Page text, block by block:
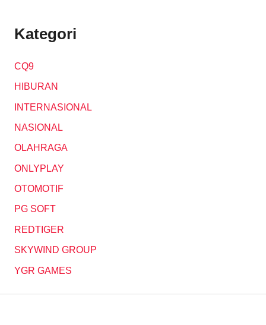
Kategori
CQ9
HIBURAN
INTERNASIONAL
NASIONAL
OLAHRAGA
ONLYPLAY
OTOMOTIF
PG SOFT
REDTIGER
SKYWIND GROUP
YGR GAMES